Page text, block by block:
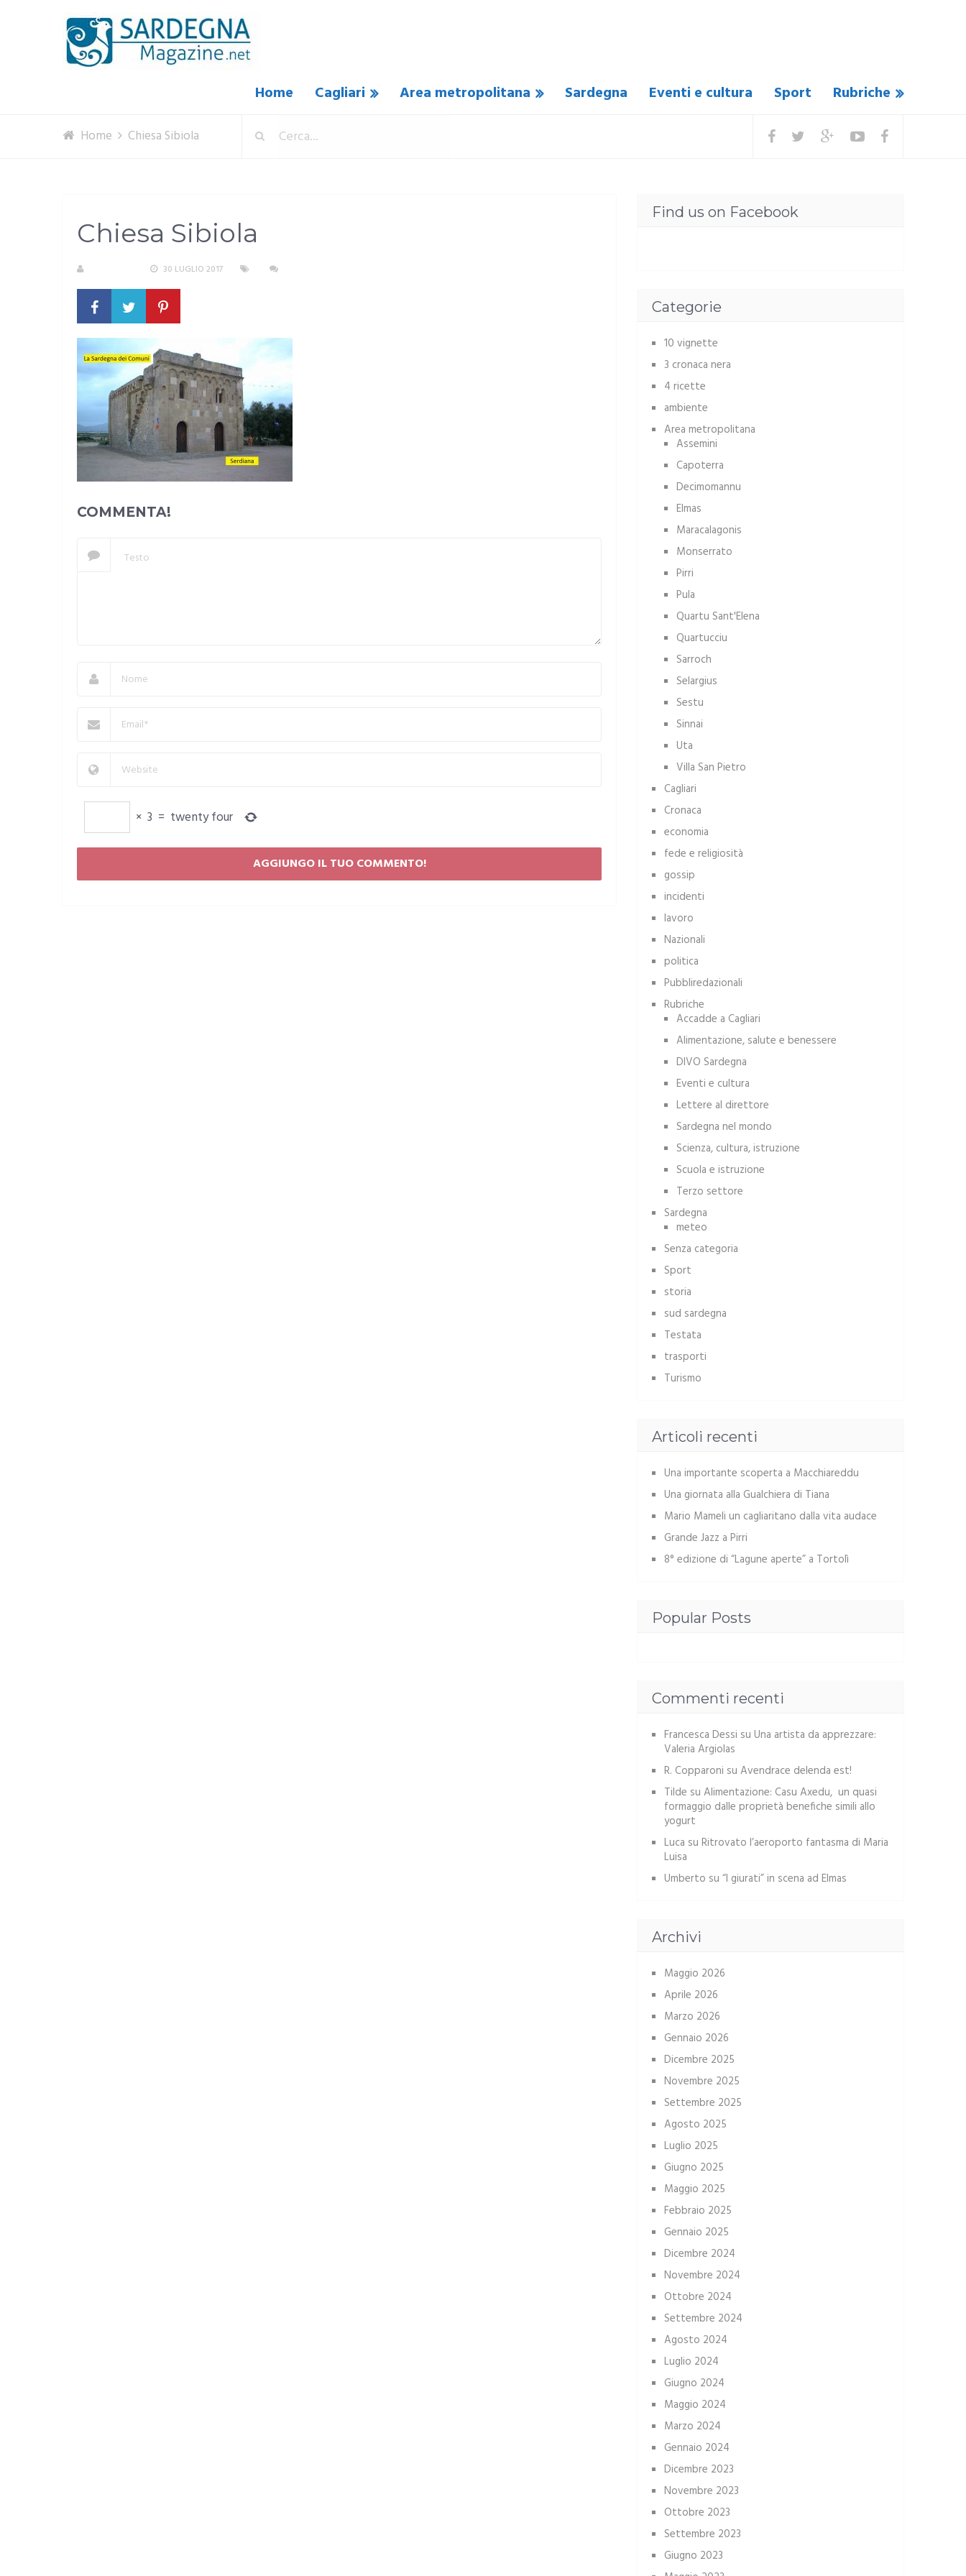
Home Cagliari Area metropolitana Sardegna Eventi e cultura Sport Rubriche
Home Chiesa Sibiola
Chiesa Sibiola
30 LUGLIO 2017
COMMENTA!
× 3 = twenty four
Find us on Facebook
Categorie
10 vignette
3 cronaca nera
4 ricette
ambiente
Area metropolitana
Assemini
Capoterra
Decimomannu
Elmas
Maracalagonis
Monserrato
Pirri
Pula
Quartu Sant'Elena
Quartucciu
Sarroch
Selargius
Sestu
Sinnai
Uta
Villa San Pietro
Cagliari
Cronaca
economia
fede e religiosità
gossip
incidenti
lavoro
Nazionali
politica
Pubbliredazionali
Rubriche
Accadde a Cagliari
Alimentazione, salute e benessere
DIVO Sardegna
Eventi e cultura
Lettere al direttore
Sardegna nel mondo
Scienza, cultura, istruzione
Scuola e istruzione
Terzo settore
Sardegna
meteo
Senza categoria
Sport
storia
sud sardegna
Testata
trasporti
Turismo
Articoli recenti
Una importante scoperta a Macchiareddu
Una giornata alla Gualchiera di Tiana
Mario Mameli un cagliaritano dalla vita audace
Grande Jazz a Pirri
8° edizione di “Lagune aperte” a Tortolì
Popular Posts
Commenti recenti
Francesca Dessi su Una artista da apprezzare:
Valeria Argiolas
R. Copparoni su Avendrace delenda est!
Tilde su Alimentazione: Casu Axedu, un quasi
formaggio dalle proprietà benefiche simili allo
yogurt
Luca su Ritrovato l’aeroporto fantasma di Maria
Luisa
Umberto su “I giurati” in scena ad Elmas
Archivi
Maggio 2026
Aprile 2026
Marzo 2026
Gennaio 2026
Dicembre 2025
Novembre 2025
Settembre 2025
Agosto 2025
Luglio 2025
Giugno 2025
Maggio 2025
Febbraio 2025
Gennaio 2025
Dicembre 2024
Novembre 2024
Ottobre 2024
Settembre 2024
Agosto 2024
Luglio 2024
Giugno 2024
Maggio 2024
Marzo 2024
Gennaio 2024
Dicembre 2023
Novembre 2023
Ottobre 2023
Settembre 2023
Giugno 2023